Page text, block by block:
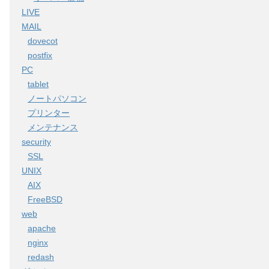
LIVE
MAIL
dovecot
postfix
PC
tablet
ノートパソコン
プリンター
メンテナンス
security
SSL
UNIX
AIX
FreeBSD
web
apache
nginx
redash